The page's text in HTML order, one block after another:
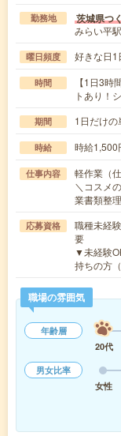
勤務地 茨城県つ
みらい平
曜日頻度 好きな日1
時間
【1日3時
トあり
期間 1日だけ
時給 時給1,500
仕事内容
軽作業（
＼コスメ
業書類整
応募資格
職種未経
要
▼未経験
持ちの方
職場の雰囲気
年齢層
20代
男女比率
女性